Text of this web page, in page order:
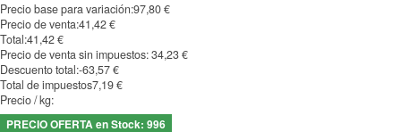
Precio base para variación:97,80 €
Precio de venta:41,42 €
Total:41,42 €
Precio de venta sin impuestos:34,23 €
Descuento total:-63,57 €
Total de impuestos7,19 €
Precio / kg:
PRECIO OFERTA en Stock: 996